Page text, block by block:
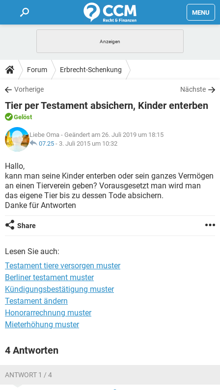
MENU
FORUM
TIPPS
LEXIKON
Forum Erbrecht-Schenkung
Vorherige Nächste
Tier per Testament absichern, Kinder enterben
Gelöst
Liebe Oma - Geändert am 26. Juli 2019 um 18:15
07.25 - 3. Juli 2015 um 10:32
Hallo,
kann man seine Kinder enterben oder sein ganzes Vermögen
an einen Tierverein geben? Vorausgesetzt man wird man
das eigene Tier bis zu dessen Tode absichern.
Danke für Antworten
Share
Lesen Sie auch:
Testament tiere versorgen muster
Berliner testament muster
Kündigungsbestätigung muster
Testament ändern
Honorarrechnung muster
Mieterhöhung muster
4 Antworten
ANTWORT 1 / 4